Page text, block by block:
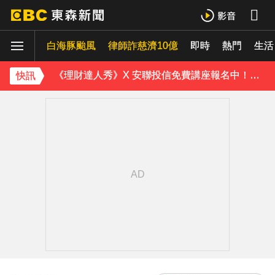
白海豚颱風 律師詐慈濟10億 即時 熱門 生活
快訊
快訊／白海豚逼近！連江縣宣布明天停班停課
獨家／尖石山區間歇性大雨 店家提前打烊「砌牆防颱」
《理財達人秀》X 安聯投信免費講座報名中！搶先卡位 2027